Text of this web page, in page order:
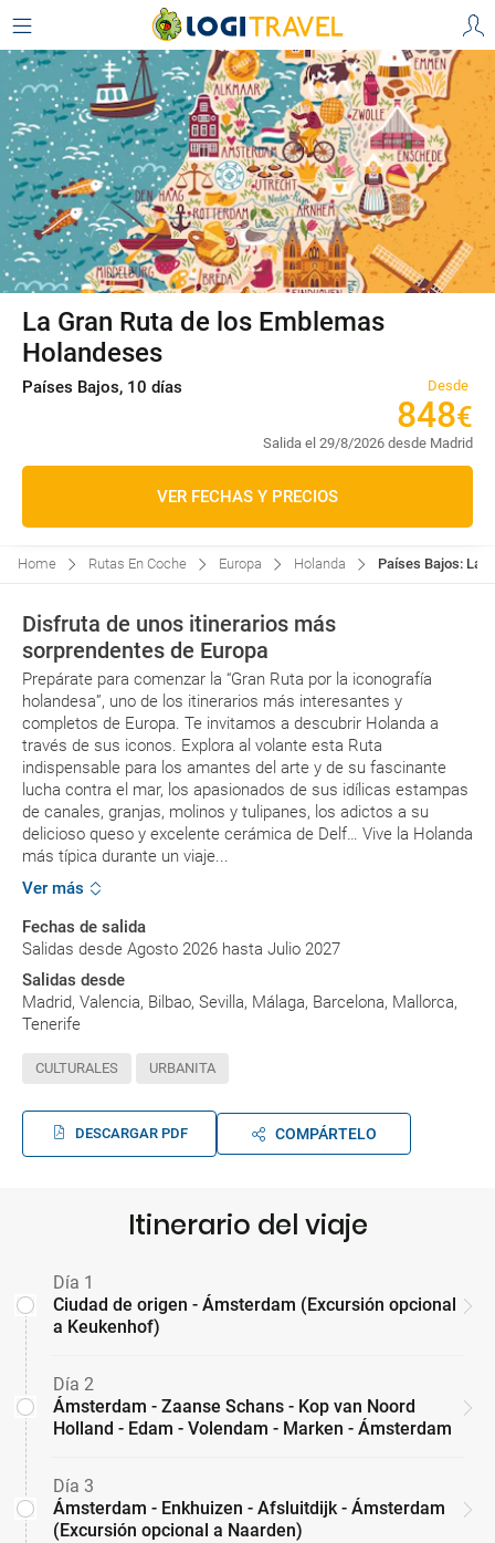
La Gran Ruta de los Emblemas
Holandeses
Países Bajos, 10 días Desde
848€
Salida el 29/8/2026 desde Madrid
VER FECHAS Y PRECIOS
Home Rutas En Coche Europa Holanda Países Bajos: La
Disfruta de unos itinerarios más
sorprendentes de Europa
Prepárate para comenzar la “Gran Ruta por la iconografía
holandesa”, uno de los itinerarios más interesantes y
completos de Europa. Te invitamos a descubrir Holanda a
través de sus iconos. Explora al volante esta Ruta
indispensable para los amantes del arte y de su fascinante
lucha contra el mar, los apasionados de sus idílicas estampas
de canales, granjas, molinos y tulipanes, los adictos a su
delicioso queso y excelente cerámica de Delf… Vive la Holanda
más típica durante un viaje...
Ver más
Fechas de salida
Salidas desde Agosto 2026 hasta Julio 2027
Salidas desde
Madrid, Valencia, Bilbao, Sevilla, Málaga, Barcelona, Mallorca,
Tenerife
CULTURALES URBANITA
DESCARGAR PDF COMPÁRTELO
Itinerario del viaje
Día 1
Ciudad de origen - Ámsterdam (Excursión opcional
a Keukenhof)
Día 2
Ámsterdam - Zaanse Schans - Kop van Noord
Holland - Edam - Volendam - Marken - Ámsterdam
Día 3
Ámsterdam - Enkhuizen - Afsluitdijk - Ámsterdam
(Excursión opcional a Naarden)